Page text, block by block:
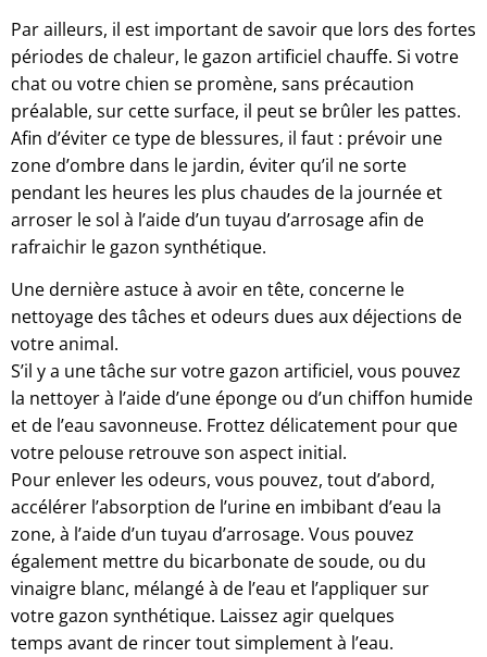
Par ailleurs, il est important de savoir que lors des fortes
périodes de chaleur, le gazon artificiel chauffe. Si votre
chat ou votre chien se promène, sans précaution
préalable, sur cette surface, il peut se brûler les pattes.
Afin d’éviter ce type de blessures, il faut : prévoir une
zone d’ombre dans le jardin, éviter qu’il ne sorte
pendant les heures les plus chaudes de la journée et
arroser le sol à l’aide d’un tuyau d’arrosage afin de
rafraichir le gazon synthétique.
Une dernière astuce à avoir en tête, concerne le
nettoyage des tâches et odeurs dues aux déjections de
votre animal.
S’il y a une tâche sur votre gazon artificiel, vous pouvez
la nettoyer à l’aide d’une éponge ou d’un chiffon humide
et de l’eau savonneuse. Frottez délicatement pour que
votre pelouse retrouve son aspect initial.
Pour enlever les odeurs, vous pouvez, tout d’abord,
accélérer l’absorption de l’urine en imbibant d’eau la
zone, à l’aide d’un tuyau d’arrosage. Vous pouvez
également mettre du bicarbonate de soude, ou du
vinaigre blanc, mélangé à de l’eau et l’appliquer sur
votre gazon synthétique. Laissez agir quelques
temps avant de rincer tout simplement à l’eau.